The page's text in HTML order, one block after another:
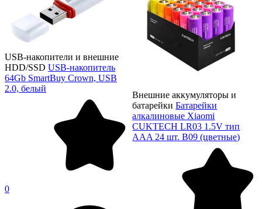
USB-накопители и внешние
HDD/SSD USB-накопитель
64Gb SmartBuy Crown, USB
2.0, белый
0
Внешние аккумуляторы и
батарейки Батарейки
алкалиновые Xiaomi
CUKTECH LR03 1.5V тип
AAA 24 шт. B09 (цветные)